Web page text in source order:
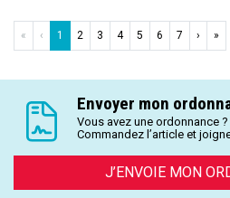
« ‹ 1 2 3 4 5 6 7 › »
Envoyer mon
Vous avez une ordonnance ?
Commandez l’article et
J’ENVOIE MON